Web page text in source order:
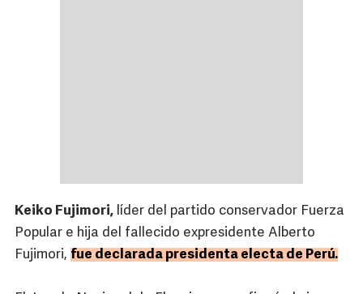
Keiko Fujimori, líder del partido conservador Fuerza
Popular e hija del fallecido expresidente Alberto
Fujimori, fue declarada presidenta electa de Perú.